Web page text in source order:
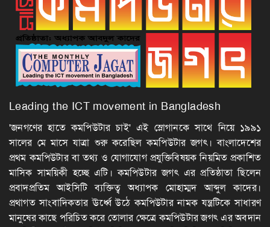
Leading the ICT movement in Bangladesh
'জনগণের হাতে কমপিউটার চাই' এই স্লোগানকে সাথে নিয়ে ১৯৯১
সালের মে মাসে যাত্রা শুরু করেছিল কমপিউটার জগৎ। বাংলাদেশের
প্রথম কমপিউটার বা তথ্য ও যোগাযোগ প্রযুক্তিবিষয়ক নিয়মিত প্রকাশিত
মাসিক সাময়িকী হচ্ছে এটি। কমপিউটার জগৎ এর প্রতিষ্ঠাতা ছিলেন
প্রবাদপ্রতিম আইসিটি ব্যক্তিত্ব অধ্যাপক মোহাম্মদ আব্দুল কাদের।
প্রথাগত সাংবাদিকতার ঊর্ধ্বে উঠে কমপিউটার নামক যন্ত্রটিকে সাধারণ
মানুষের কাছে পরিচিত করে তোলার ক্ষেত্রে কমপিউটার জগৎ এর অবদান